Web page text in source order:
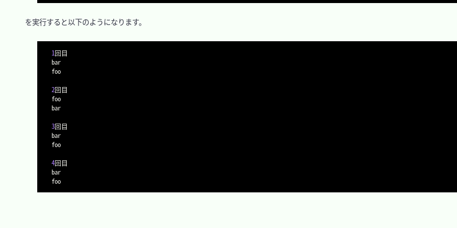
を実行すると以下のようになります。
1回目
bar
foo
2回目
foo
bar
3回目
bar
foo
4回目
bar
foo